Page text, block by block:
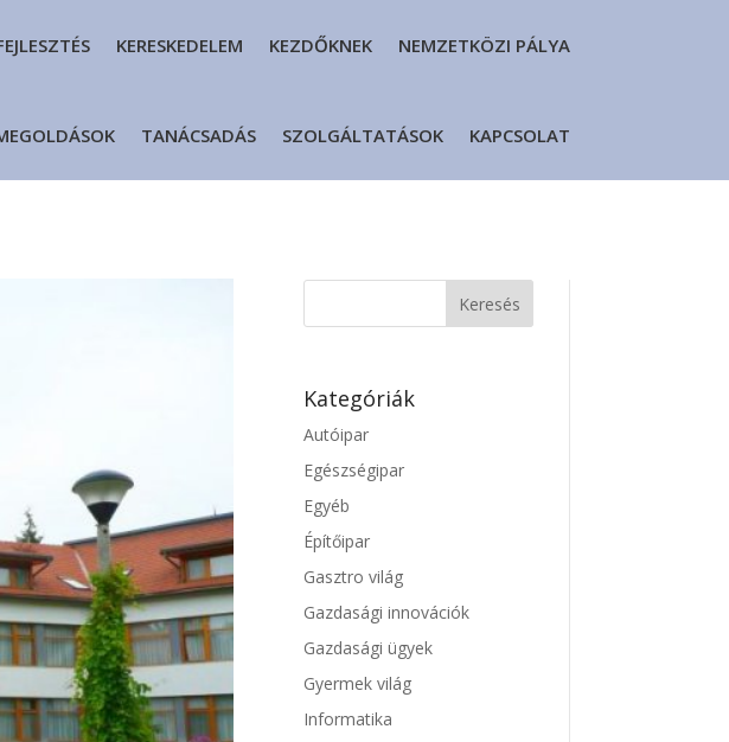
KERESKEDELEM KEZDŐKNEK NEMZETKÖZI PÁLYA
TANÁCSADÁS SZOLGÁLTATÁSOK KAPCSOLAT
Kategóriák
Autóipar
Egészségipar
Egyéb
Építőipar
Gasztro világ
Gazdasági innovációk
Gazdasági ügyek
Gyermek világ
Informatika